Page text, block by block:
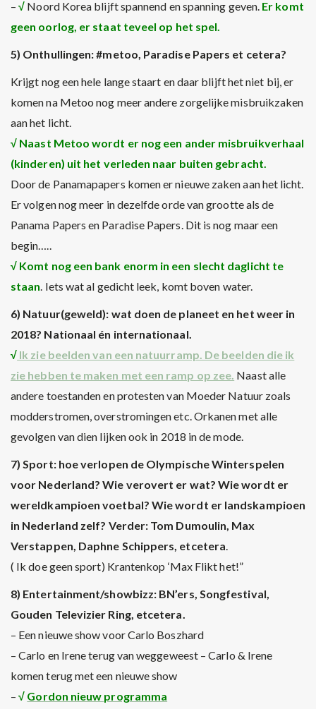
–√ Noord Korea blijft spannend en spanning geven. Er komt
geen oorlog, er staat teveel op het spel.
5) Onthullingen: #metoo, Paradise Papers et cetera?
Krijgt nog een hele lange staart en daar blijft het niet bij, er
komen na Metoo nog meer andere zorgelijke misbruikzaken
aan het licht.
√ Naast Metoo wordt er nog een ander misbruikverhaal
(kinderen) uit het verleden naar buiten gebracht.
Door de Panamapapers komen er nieuwe zaken aan het licht.
Er volgen nog meer in dezelfde orde van grootte als de
Panama Papers en Paradise Papers. Dit is nog maar een
begin…..
√ Komt nog een bank enorm in een slecht daglicht te
staan. Iets wat al gedicht leek, komt boven water.
6) Natuur(geweld): wat doen de planeet en het weer in
2018? Nationaal én internationaal.
√ Ik zie beelden van een natuurramp. De beelden die ik
zie hebben te maken met een ramp op zee. Naast alle
andere toestanden en protesten van Moeder Natuur zoals
modderstromen, overstromingen etc. Orkanen met alle
gevolgen van dien lijken ook in 2018 in de mode.
7) Sport: hoe verlopen de Olympische Winterspelen
voor Nederland? Wie verovert er wat? Wie wordt er
wereldkampioen voetbal? Wie wordt er landskampioen
in Nederland zelf? Verder: Tom Dumoulin, Max
Verstappen, Daphne Schippers, etcetera.
( Ik doe geen sport) Krantenkop ‘Max Flikt het!”
8) Entertainment/showbizz: BN’ers, Songfestival,
Gouden Televizier Ring, etcetera.
– Een nieuwe show voor Carlo Boszhard
– Carlo en Irene terug van weggeweest – Carlo & Irene
komen terug met een nieuwe show
–√ Gordon nieuw programma